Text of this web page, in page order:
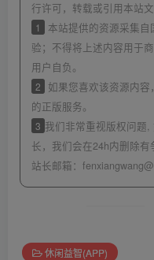
行许可，转载或引用本站
1
本站提供的资源采集
验；不得将上述内容用于
用户自负。
2
如果您喜欢该资源内
的正版服务。
3 我们非常重视版权问题
长，我们会在24h内删除有
站长邮箱：
休闲益智(APP)